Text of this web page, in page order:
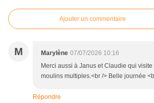
Ajouter un commentaire
M Marylène 07/07/2026 10:16
Merci aussi à Janus et Claudie qui
moulins multiples.<br /> Belle journée
Répondre